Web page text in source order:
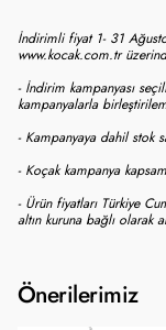
İndirimli fiyat 1- 31
www.kocak.com.tr
- İndirim kampanyası
kampanyalarla
- Kampanyaya dahil stok
- Koçak kampanya
- Ürün fiyatları Türkiye
altın kuruna bağlı olarak
Önerilerimiz